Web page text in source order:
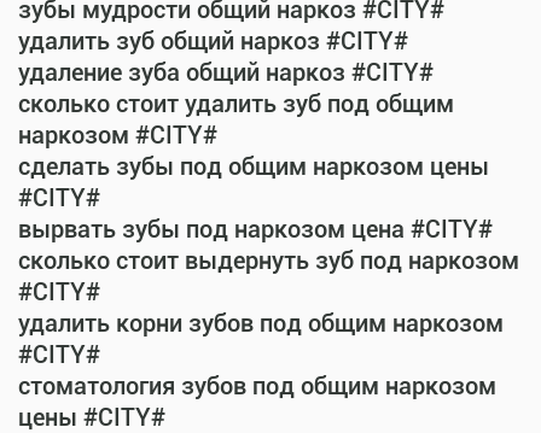
зубы мудрости общий наркоз #CITY#
удалить зуб общий наркоз #CITY#
удаление зуба общий наркоз #CITY#
сколько стоит удалить зуб под общим
наркозом #CITY#
сделать зубы под общим наркозом цены
#CITY#
вырвать зубы под наркозом цена #CITY#
сколько стоит выдернуть зуб под наркозом
#CITY#
удалить корни зубов под общим наркозом
#CITY#
стоматология зубов под общим наркозом
цены #CITY#